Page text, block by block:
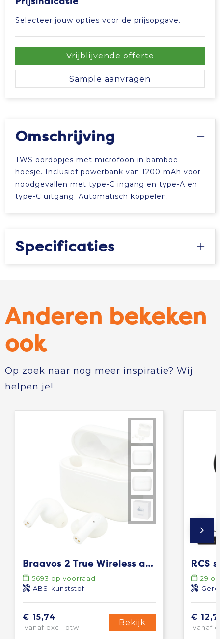
Selecteer jouw opties voor de prijsopgave.
Vrijblijvende offerte
Sample aanvragen
Omschrijving
TWS oordopjes met microfoon in bamboe
hoesje. Inclusief powerbank van 1200 mAh voor
noodgevallen met type-C ingang en type-A en
type-C uitgang. Automatisch koppelen.
Specificaties
Anderen bekeken
ook
Op zoek naar nog meer inspiratie? Wij
helpen je!
Braavos 2 True Wireless auto pair oordopjes
5693 op voorraad
ABS-kunststof
€ 15,74
vanaf excl. btw
Bekijk
29
€
vanaf